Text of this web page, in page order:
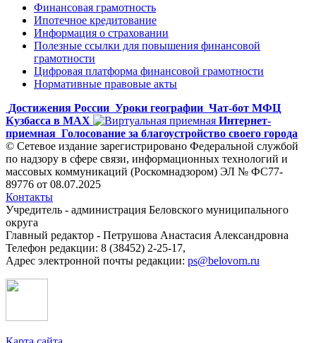
Финансовая грамотность
Ипотечное кредитование
Информация о страховании
Полезные ссылки для повышения финансовой
грамотности
Цифровая платформа финансовой грамотности
Нормативные правовые акты
Достижения России Уроки географии Чат-бот МФЦ
Кузбасса в MAX
Интернет-
приемная Голосование за благоустройство своего города
© Сетевое издание зарегистрировано Федеральной службой
по надзору в сфере связи, информационных технологий и
массовых коммуникаций (Роскомнадзором) ЭЛ № ФС77-
89776 от 08.07.2025
Контакты
Учредитель - администрация Беловского муниципального
округа
Главный редактор - Петрушова Анастасия Александровна
Телефон редакции: 8 (38452) 2-25-17,
Адрес электронной почты редакции: ps@belovorn.ru